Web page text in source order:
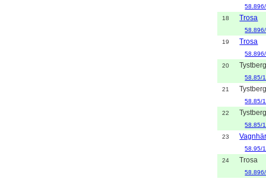
18
Trosa
19
Trosa
20
58.85/
21
58.85/
22
58.85/
23
58.95/
24
Trosa